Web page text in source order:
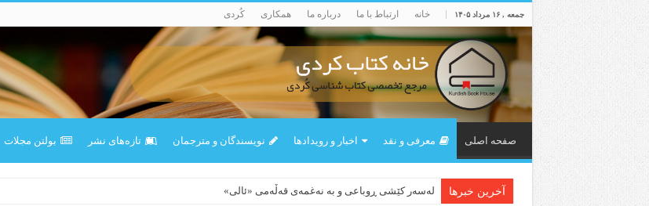
جمعه , ۱۶ مرداد ۱۴۰۵ خانه ارتباط با ما درباره ما همکاری کُردی
صفحه اصلی معرفی و نقد اخبار و رویدادها نویسندگان و مترجمان تازەهای نشر بولتن مجلات
آخرین خبرها لەسەر کێشی ڕوباعی و به نەغمەی قەڵەمی «ئالی»
بورجە بێ دەلاقەکان نازانن دەرەوە چەند شەممەیە!